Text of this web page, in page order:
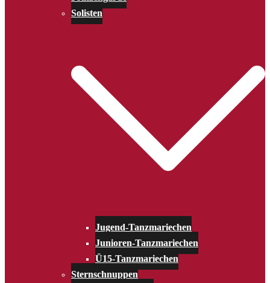
Solisten
Jugend-Tanzmariechen
Junioren-Tanzmariechen
Ü15-Tanzmariechen
Sternschnuppen